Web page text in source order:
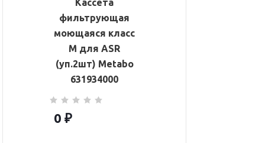
Кассета
фильтрующая
моющаяся класс
М для ASR
(уп.2шт) Metabo
631934000
0 ₽